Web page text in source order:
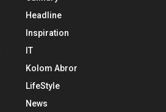
Headline
Inspiration
IT
Kolom Abror
LifeStyle
News